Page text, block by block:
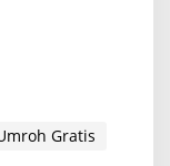
Gratis